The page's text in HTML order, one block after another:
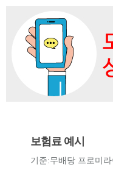
보험료 예시
기준:무배당 프로미